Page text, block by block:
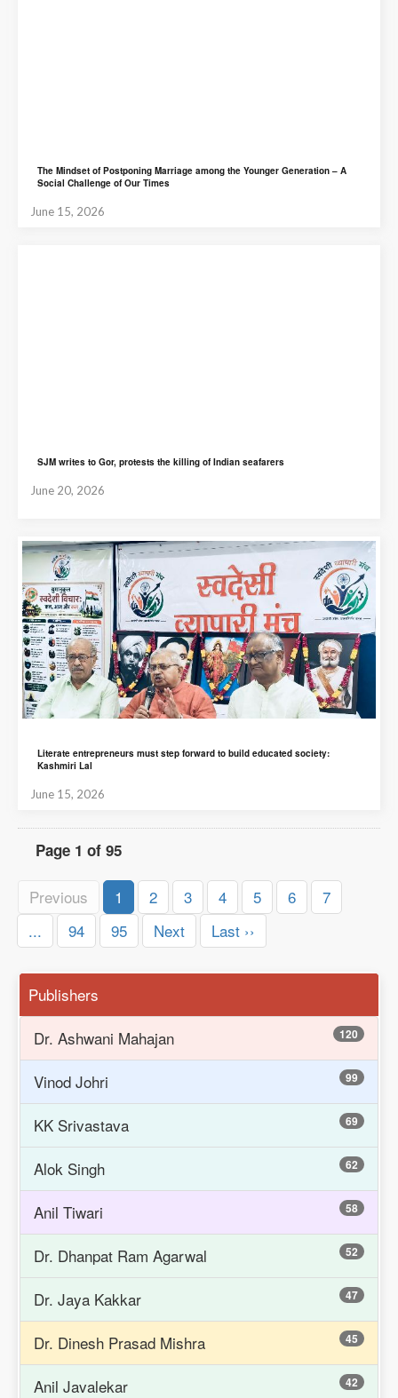
The Mindset of Postponing Marriage among the Younger Generation – A
Social Challenge of Our Times
June 15, 2026
SJM writes to Gor, protests the killing of Indian seafarers
June 20, 2026
Literate entrepreneurs must step forward to build educated society:
Kashmiri Lal
June 15, 2026
Page 1 of 95
Previous 1 2 3 4 5 6
7
...
94 95 Next Last ››
Publishers
Dr. Ashwani Mahajan
120
Vinod Johri 99
KK Srivastava 69
Alok Singh 62
Anil Tiwari 58
Dr. Dhanpat Ram Agarwal 52
Dr. Jaya Kakkar 47
Dr. Dinesh Prasad Mishra 45
Anil Javalekar 42